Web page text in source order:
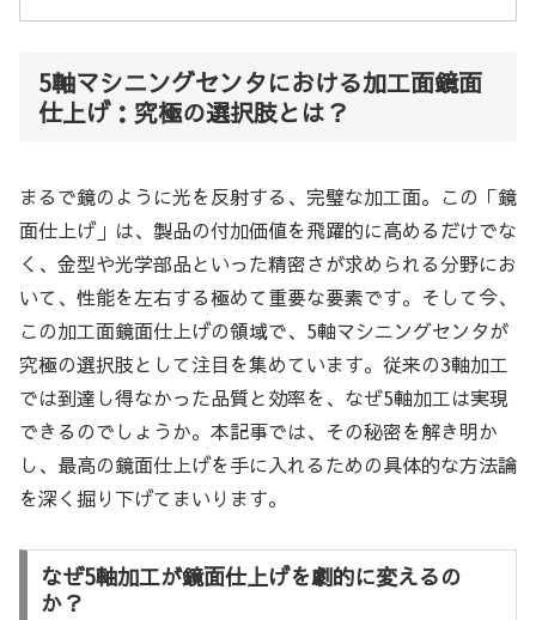
5軸マシニングセンタにおける加工面鏡面
仕上げ：究極の選択肢とは？
まるで鏡のように光を反射する、完璧な加工面。この「鏡
面仕上げ」は、製品の付加価値を飛躍的に高めるだけでな
く、金型や光学部品といった精密さが求められる分野にお
いて、性能を左右する極めて重要な要素です。そして今、
この加工面鏡面仕上げの領域で、5軸マシニングセンタが
究極の選択肢として注目を集めています。従来の3軸加工
では到達し得なかった品質と効率を、なぜ5軸加工は実現
できるのでしょうか。本記事では、その秘密を解き明か
し、最高の鏡面仕上げを手に入れるための具体的な方法論
を深く掘り下げてまいります。
なぜ5軸加工が鏡面仕上げを劇的に変えるの
か？